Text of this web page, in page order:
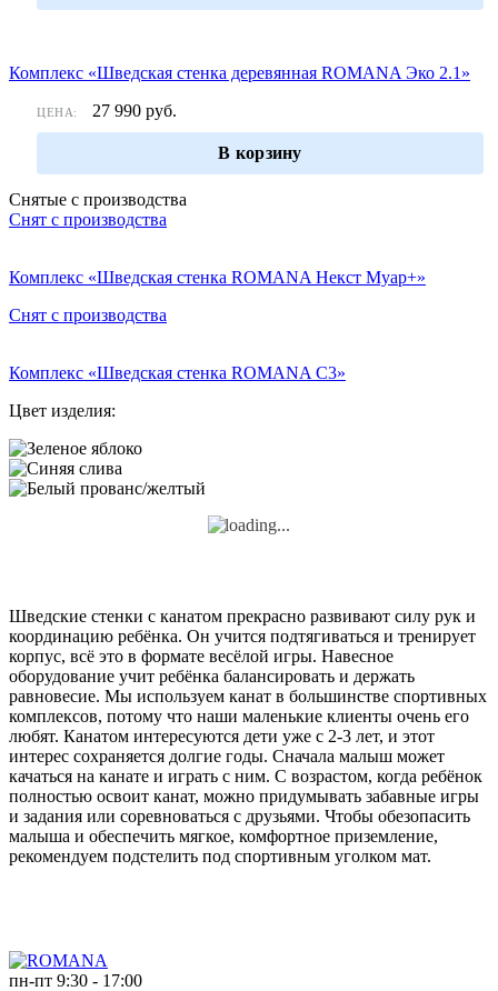
Комплекс «Шведская стенка деревянная ROMANA Эко 2.1»
ЦЕНА: 27 990 руб.
В корзину
Снятые с производства
Снят с производства
Комплекс «Шведская стенка ROMANA Некст Муар+»
Снят с производства
Комплекс «Шведская стенка ROMANA С3»
Цвет изделия:
Шведские стенки с канатом прекрасно развивают силу рук и
координацию ребёнка. Он учится подтягиваться и тренирует
корпус, всё это в формате весёлой игры. Навесное
оборудование учит ребёнка балансировать и держать
равновесие. Мы используем канат в большинстве спортивных
комплексов, потому что наши маленькие клиенты очень его
любят. Канатом интересуются дети уже с 2-3 лет, и этот
интерес сохраняется долгие годы. Сначала малыш может
качаться на канате и играть с ним. С возрастом, когда ребёнок
полностью освоит канат, можно придумывать забавные игры
и задания или соревноваться с друзьями. Чтобы обезопасить
малыша и обеспечить мягкое, комфортное приземление,
рекомендуем подстелить под спортивным уголком мат.
пн-пт 9:30 - 17:00